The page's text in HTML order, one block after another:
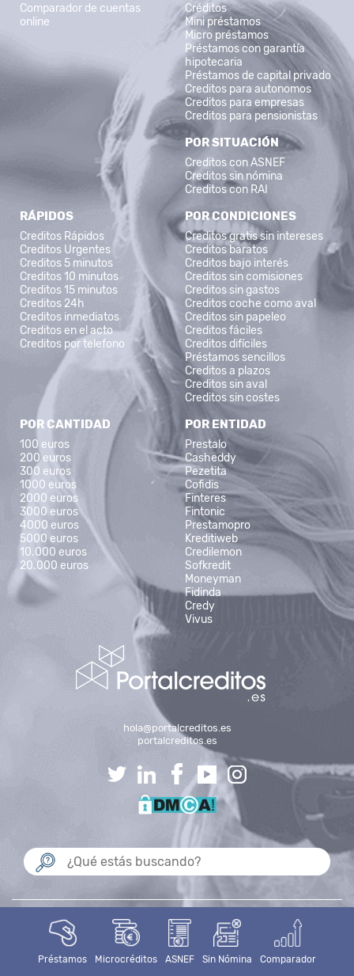
Préstamos Microcréditos ASNEF Sin Nómina Comparador
Comparador de cuentas
online
Créditos
Mini préstamos
Micro préstamos
Préstamos con garantía
hipotecaria
Préstamos de capital privado
Creditos para autonomos
Creditos para empresas
Creditos para pensionistas
POR SITUACIÓN
Creditos con ASNEF
Creditos sin nómina
Creditos con RAI
RÁPIDOS
Creditos Rápidos
Creditos Urgentes
Creditos 5 minutos
Creditos 10 minutos
Creditos 15 minutos
Creditos 24h
Creditos inmediatos
Creditos en el acto
Creditos por telefono
POR CONDICIONES
Creditos gratis sin intereses
Creditos baratos
Creditos bajo interés
Creditos sin comisiones
Creditos sin gastos
Creditos coche como aval
Creditos sin papeleo
Creditos fáciles
Creditos difíciles
Préstamos sencillos
Creditos a plazos
Creditos sin aval
Creditos sin costes
POR CANTIDAD
100 euros
200 euros
300 euros
1000 euros
2000 euros
3000 euros
4000 euros
5000 euros
10.000 euros
20.000 euros
POR ENTIDAD
Prestalo
Casheddy
Pezetita
Cofidis
Finteres
Fintonic
Prestamopro
Kreditiweb
Credilemon
Sofkredit
Moneyman
Fidinda
Credy
Vivus
hola@portalcreditos.es
portalcreditos.es
NOSOTROS CONTACTO BLOG MAPA DEL SITIO